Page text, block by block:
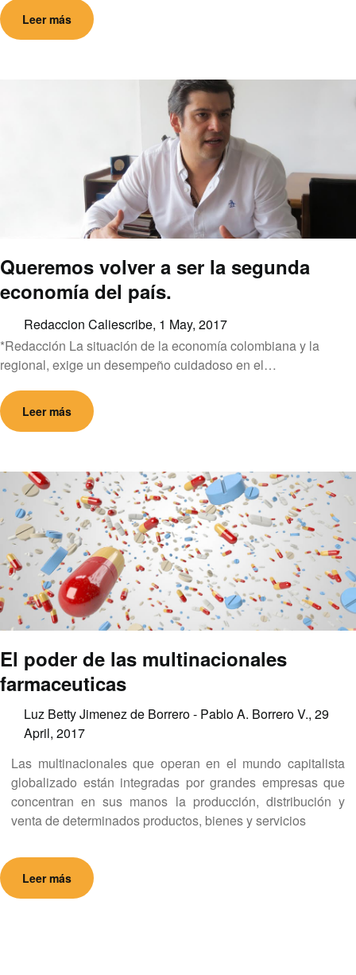
Leer más
Queremos volver a ser la segunda
economía del país.
Redaccion Caliescribe, 1 May, 2017
*Redacción La situación de la economía colombiana y la
regional, exige un desempeño cuidadoso en el…
Leer más
El poder de las multinacionales
farmaceuticas
Luz Betty Jimenez de Borrero - Pablo A. Borrero V., 29
April, 2017
Las multinacionales que operan en el mundo capitalista
globalizado están integradas por grandes empresas que
concentran en sus manos la producción, distribución y
venta de determinados productos, bienes y servicios
Leer más